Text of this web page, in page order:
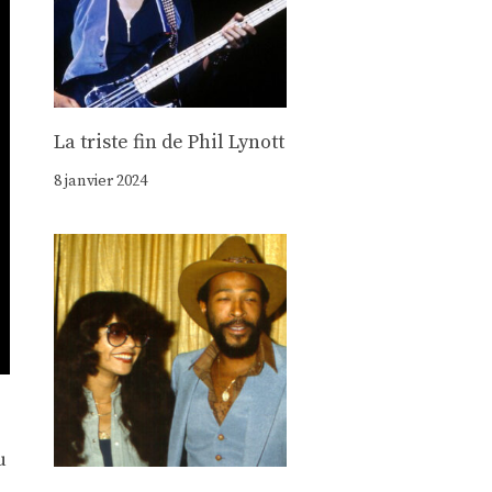
La triste fin de Phil Lynott
8 janvier 2024